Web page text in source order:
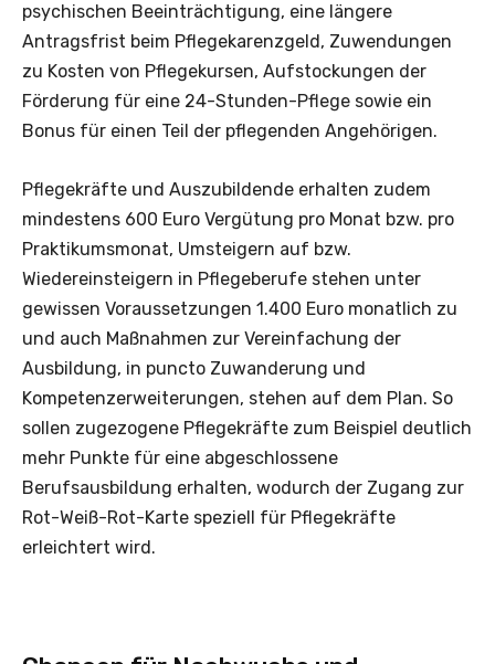
psychischen Beeinträchtigung, eine längere
Antragsfrist beim Pflegekarenzgeld, Zuwendungen
zu Kosten von Pflegekursen, Aufstockungen der
Förderung für eine 24-Stunden-Pflege sowie ein
Bonus für einen Teil der pflegenden Angehörigen.
Pflegekräfte und Auszubildende erhalten zudem
mindestens 600 Euro Vergütung pro Monat bzw. pro
Praktikumsmonat, Umsteigern auf bzw.
Wiedereinsteigern in Pflegeberufe stehen unter
gewissen Voraussetzungen 1.400 Euro monatlich zu
und auch Maßnahmen zur Vereinfachung der
Ausbildung, in puncto Zuwanderung und
Kompetenzerweiterungen, stehen auf dem Plan. So
sollen zugezogene Pflegekräfte zum Beispiel deutlich
mehr Punkte für eine abgeschlossene
Berufsausbildung erhalten, wodurch der Zugang zur
Rot-Weiß-Rot-Karte speziell für Pflegekräfte
erleichtert wird.